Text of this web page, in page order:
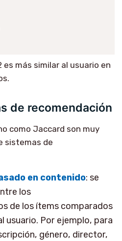
es más similar al usuario en
de recomendación
como Jaccard son muy
sistemas de
en contenido: se
los
de los ítems comparados
usuario. Por ejemplo, para
género, director,